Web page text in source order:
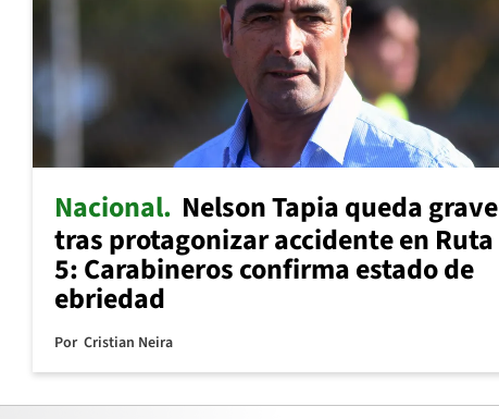
Nacional Nelson Tapia queda grave
tras protagonizar accidente en Ruta
5: Carabineros confirma estado de
ebriedad
Por Cristian Neira